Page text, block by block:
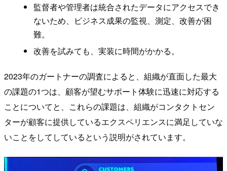
監督者や管理者は統合されたデータにアクセスでき
ないため、ビジネス成果の監視、測定、改善が困
難。
改善を試みても、実装に時間がかかる。
2023年のガートナーの調査によると、組織が直面した最大
の課題の1つは、顧客が望むサポート体験に迅速に対応する
ことについてと、これらの課題は、組織がコンタクトセン
ターが顧客に提供しているエクスペリエンスに満足していな
いことをしてしているという説明がされています。